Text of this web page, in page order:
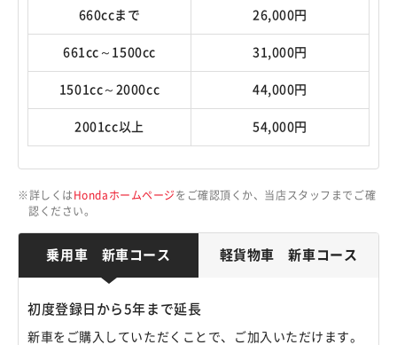
660ccまで 26,000円
661cc～1500cc 31,000円
1501cc～2000cc 44,000円
2001cc以上 54,000円
詳しくは Hondaホームページをご確認頂くか、当店スタッフまでご確
認ください。
乗用車 新車コース 軽貨物車 新車コース
初度登録日から5年まで延長
新車をご購入していただくことで、ご加入いただけます。